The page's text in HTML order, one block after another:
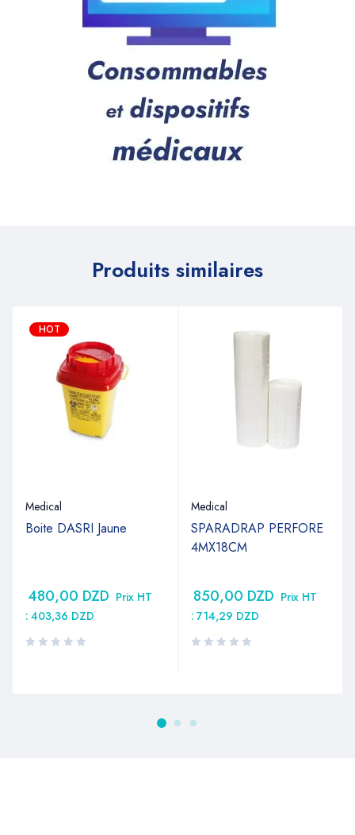
Produits similaires
HOT
Medical
Boite DASRI Jaune
480,00 DZD Prix HT
: 403,36 DZD
Medical
SPARADRAP PERFORE
4MX18CM
850,00 DZD Prix HT
: 714,29 DZD